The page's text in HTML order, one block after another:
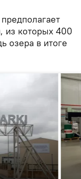
из которых 400
озера в итоге